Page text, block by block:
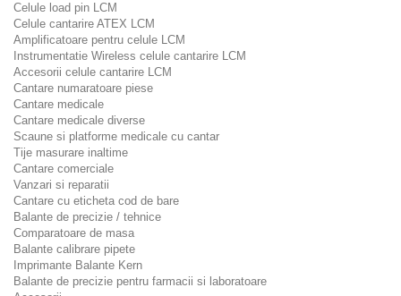
Celule load pin LCM
Celule cantarire ATEX LCM
Amplificatoare pentru celule LCM
Instrumentatie Wireless celule cantarire LCM
Accesorii celule cantarire LCM
Cantare numaratoare piese
Cantare medicale
Cantare medicale diverse
Scaune si platforme medicale cu cantar
Tije masurare inaltime
Cantare comerciale
Vanzari si reparatii
Cantare cu eticheta cod de bare
Balante de precizie / tehnice
Comparatoare de masa
Balante calibrare pipete
Imprimante Balante Kern
Balante de precizie pentru farmacii si laboratoare